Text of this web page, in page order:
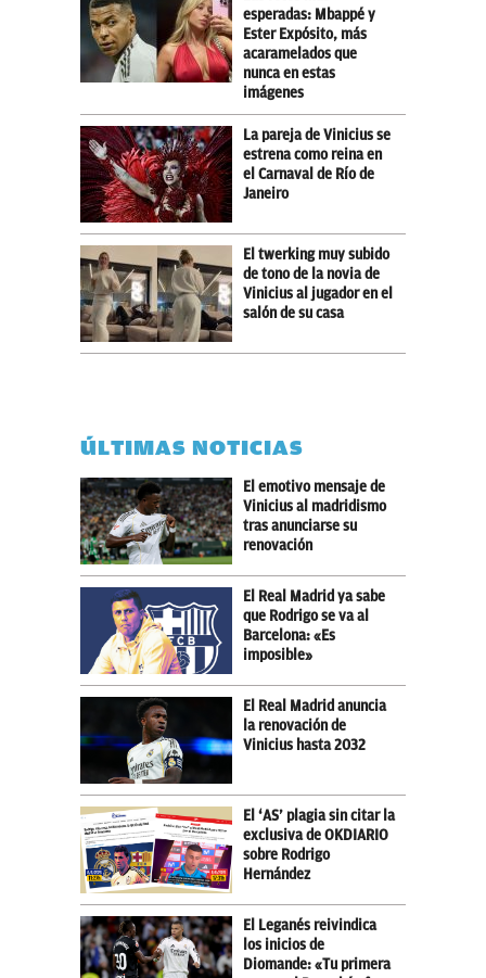
esperadas: Mbappé y
Ester Expósito, más
acaramelados que
nunca en estas
imágenes
La pareja de Vinicius se
estrena como reina en
el Carnaval de Río de
Janeiro
El twerking muy subido
de tono de la novia de
Vinicius al jugador en el
salón de su casa
ÚLTIMAS NOTICIAS
El emotivo mensaje de
Vinicius al madridismo
tras anunciarse su
renovación
El Real Madrid ya sabe
que Rodrigo se va al
Barcelona: «Es
imposible»
El Real Madrid anuncia
la renovación de
Vinicius hasta 2032
El ‘AS’ plagia sin citar la
exclusiva de OKDIARIO
sobre Rodrigo
Hernández
El Leganés reivindica
los inicios de
Diomande: «Tu primera